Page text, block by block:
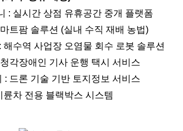
: 실시간 상점 유휴공간 중개 플랫폼
트팜 솔루션 (실내 수직 재배 농법)
해수역 사업장 오염물 회수 로봇 솔루션
각장애인 기사 운행 택시 서비스
: 드론 기술 기반 토지정보 서비스
륜차 전용 블랙박스 시스템